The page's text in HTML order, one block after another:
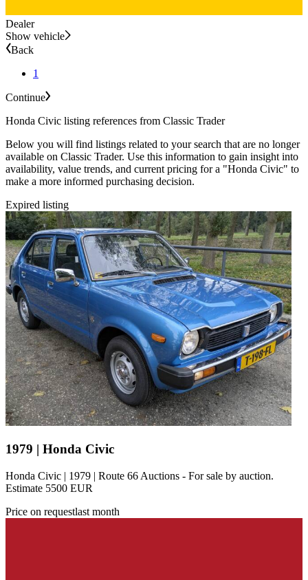
Dealer
Show vehicle
Back
1
Continue
Honda Civic listing references from Classic Trader
Below you will find listings related to your search that are no longer
available on Classic Trader. Use this information to gain insight into
availability, value trends, and current pricing for a "Honda Civic" to
make a more informed purchasing decision.
Expired listing
1979 | Honda Civic
Honda Civic | 1979 | Route 66 Auctions - For sale by auction.
Estimate 5500 EUR
Price on requestlast month